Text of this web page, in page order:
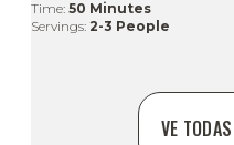
Time: 50 Minutes
Servings: 2-3 People
VE